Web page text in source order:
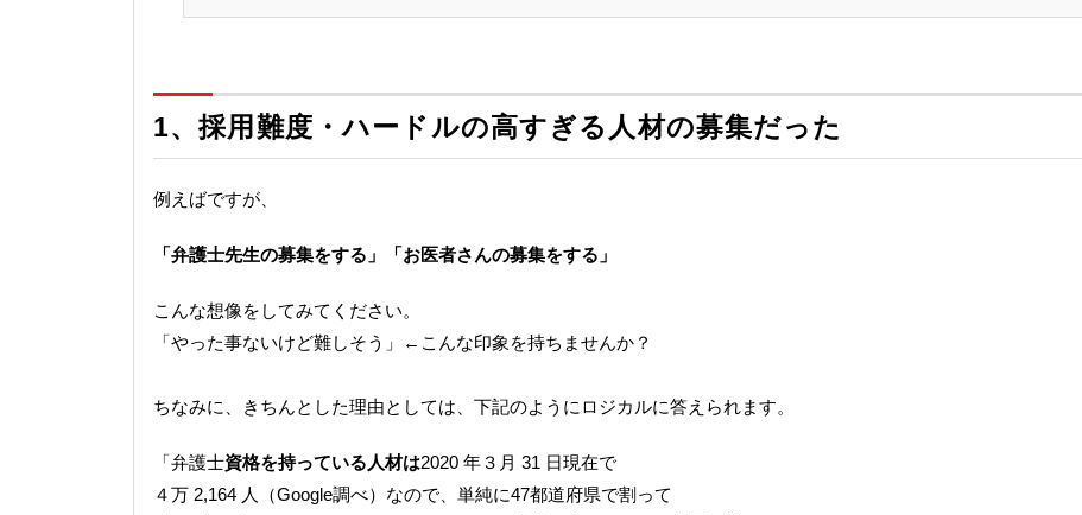
1、採用難度・ハードルの高すぎる人材の募集だった
例えばですが、
「弁護士先生の募集をする」「お医者さんの募集をする」
こんな想像をしてみてください。
「やった事ないけど難しそう」←こんな印象を持ちませんか？
ちなみに、きちんとした理由としては、下記のようにロジカルに答えられます。
「弁護士資格を持っている人材は2020 年３月 31 日現在で
４万 2,164 人（Google調べ）なので、単純に47都道府県で割って